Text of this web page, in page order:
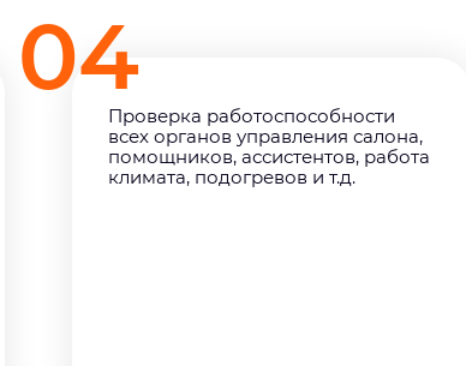
04
Проверка работоспособности
всех органов управления салона,
помощников, ассистентов, работа
климата, подогревов и т.д.